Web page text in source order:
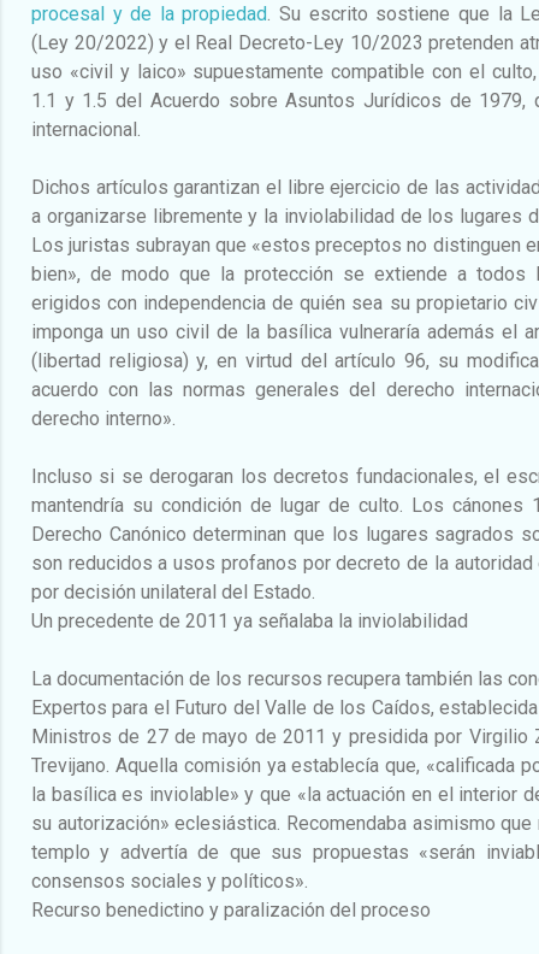
procesal y de la propiedad . Su escrito sostiene que la
(Ley 20/2022) y el Real Decreto-Ley 10/2023 pretenden
uso «civil y laico» supuestamente compatible con el
1.1 y 1.5 del Acuerdo sobre Asuntos Jurídicos de 1979,
internacional.
Dichos artículos garantizan el libre ejercicio de las
a organizarse libremente y la inviolabilidad de los lugares
Los juristas subrayan que «estos preceptos no distinguen
bien», de modo que la protección se extiende a todos
erigidos con independencia de quién sea su propietario
imponga un uso civil de la basílica vulneraría además el
(libertad religiosa) y, en virtud del artículo 96, su
acuerdo con las normas generales del derecho
derecho interno».
Incluso si se derogaran los decretos fundacionales, el
mantendría su condición de lugar de culto. Los
Derecho Canónico determinan que los lugares sagrados
son reducidos a usos profanos por decreto de la
por decisión unilateral del Estado.
Un precedente de 2011 ya señalaba la inviolabilidad
La documentación de los recursos recupera también las
Expertos para el Futuro del Valle de los Caídos,
Ministros de 27 de mayo de 2011 y presidida por Virgilio
Trevijano. Aquella comisión ya establecía que, «calificada
la basílica es inviolable» y que «la actuación en el interior
su autorización» eclesiástica. Recomendaba asimismo
templo y advertía de que sus propuestas «serán
consensos sociales y políticos».
Recurso benedictino y paralización del proceso